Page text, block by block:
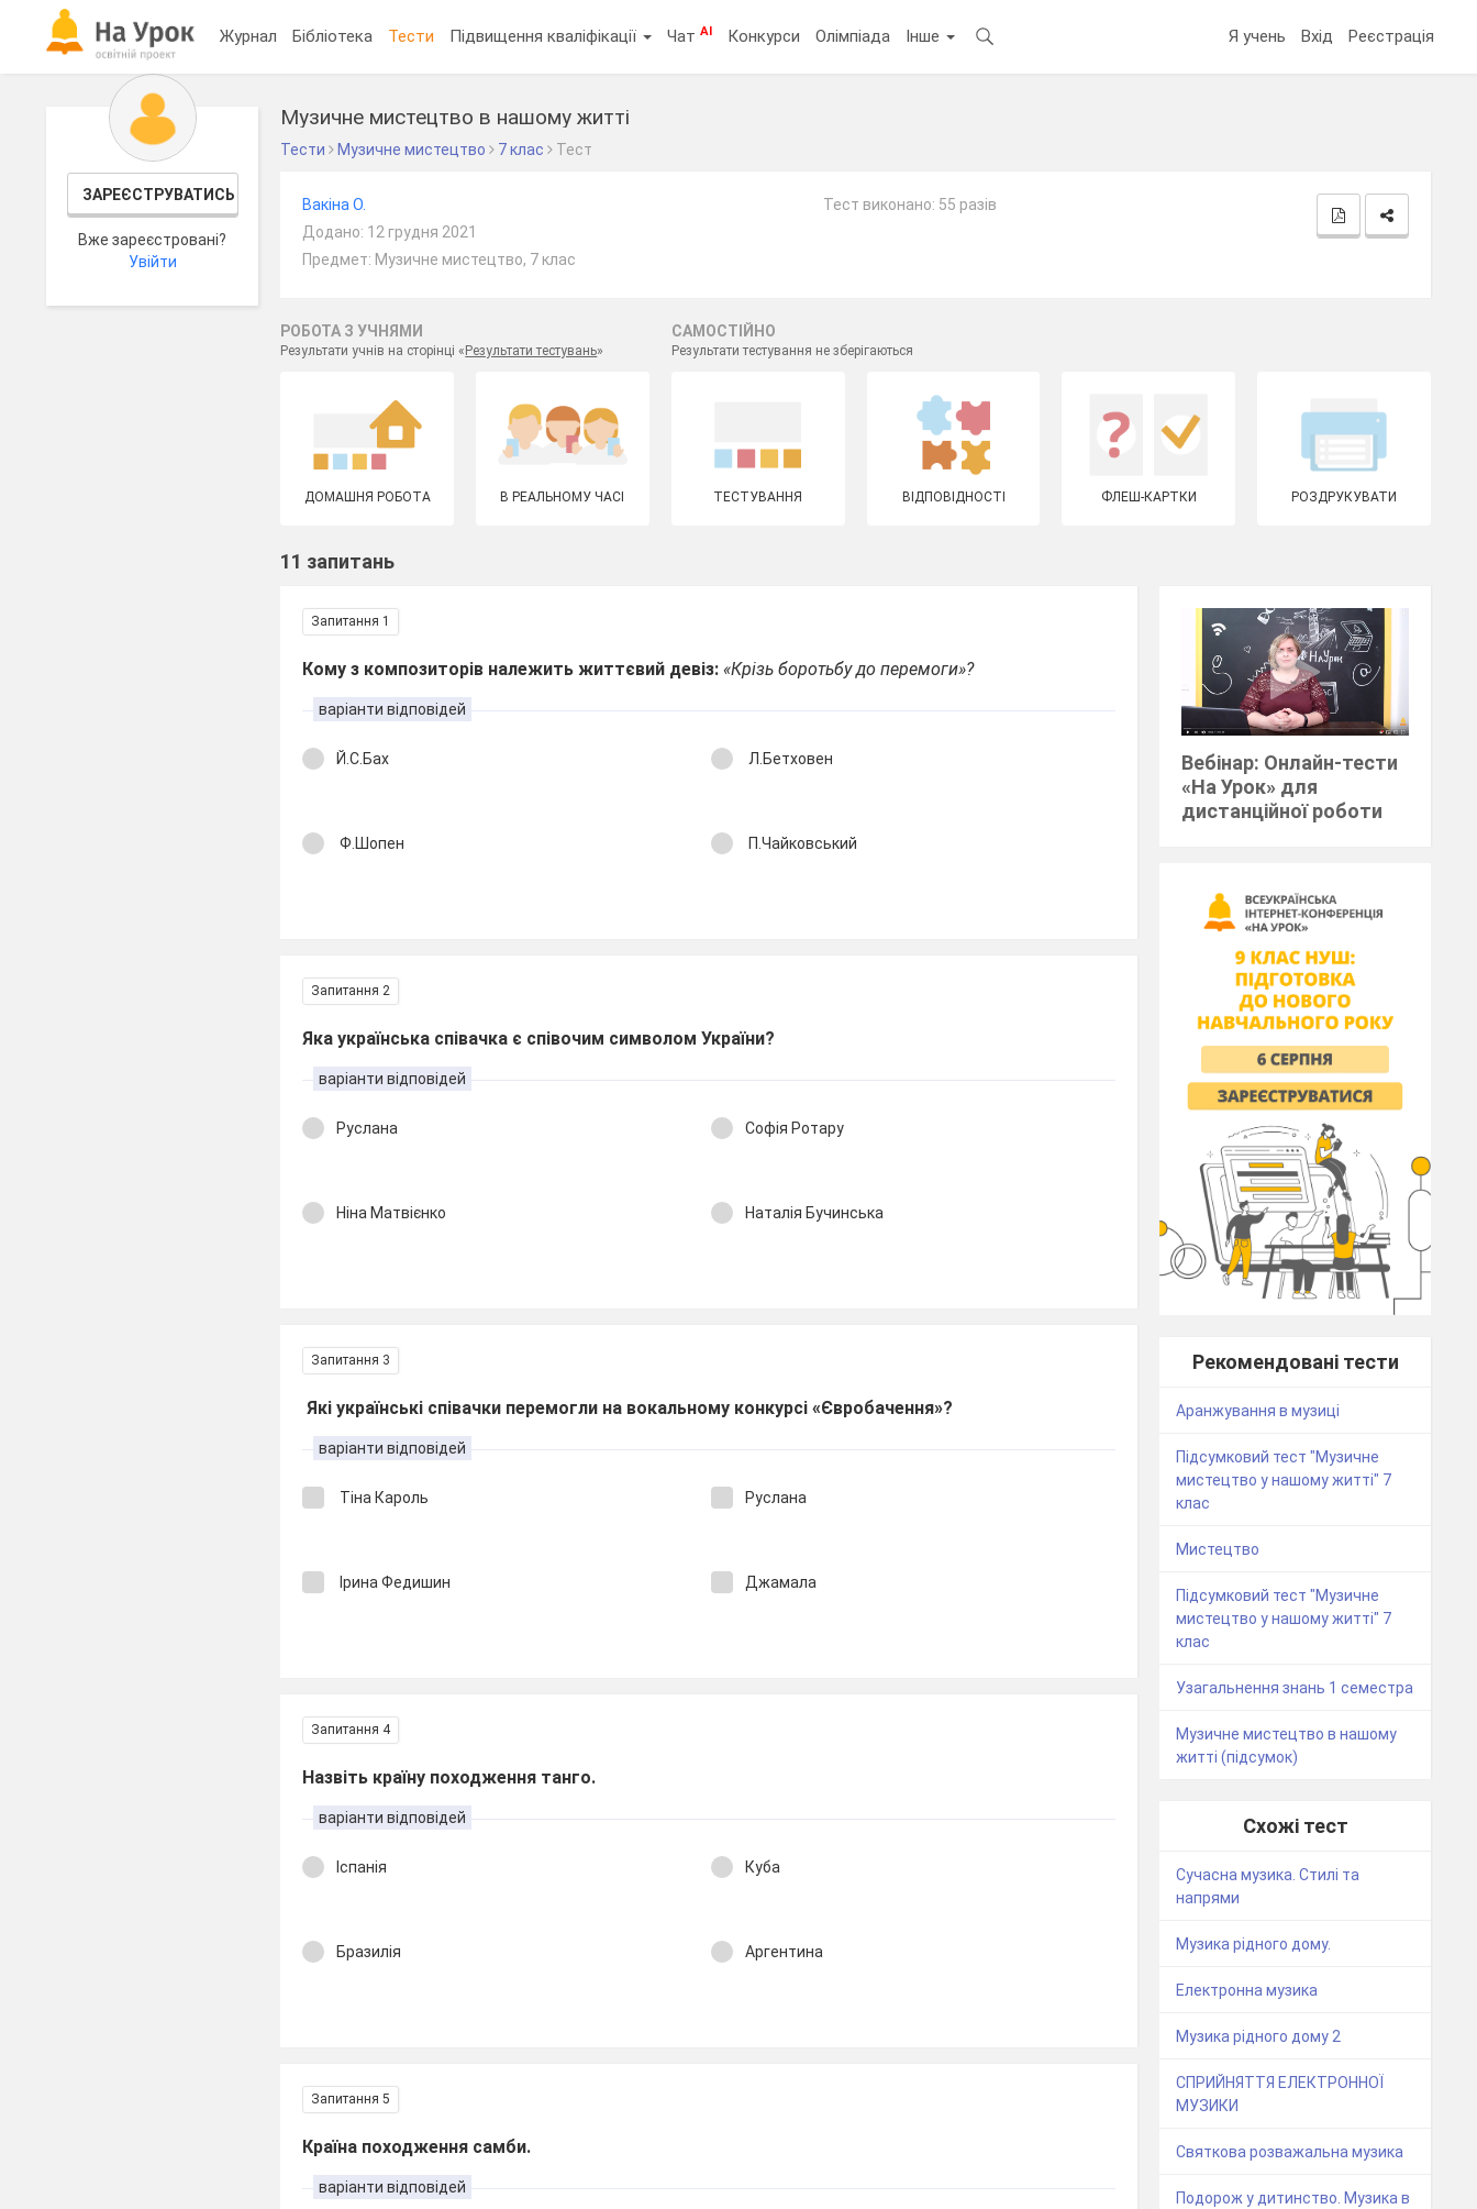
Журнал Бібліотека Тести Підвищення кваліфікації ЧатAI Конкурси Олімпіада Інше Я учень Вхід Реєстрація
ЗАРЕЄСТРУВАТИСЬ
Вже зареєстровані?
Увійти
Музичне мистецтво в нашому житті
Тести Музичне мистецтво 7 клас Тест
Вакіна О.
Додано: 12 грудня 2021
Предмет: Музичне мистецтво, 7 клас
Тест виконано: 55 разів
РОБОТА З УЧНЯМИ
Результати учнів на сторінці « Результати тестувань»
САМОСТІЙНО
Результати тестування не зберігаються
ДОМАШНЯ РОБОТА В РЕАЛЬНОМУ ЧАСІ ТЕСТУВАННЯ ВІДПОВІДНОСТІ ФЛЕШ-КАРТКИ РОЗДРУКУВАТИ
11 запитань
Запитання 1
Кому з композиторів належить життєвий девіз: «Крізь боротьбу до перемоги»?
варіанти відповідей
Й.С.Бах Л.Бетховен
Ф.Шопен П.Чайковський
Запитання 2
Яка українська співачка є співочим символом України?
варіанти відповідей
Руслана Софія Ротару
Ніна Матвієнко Наталія Бучинська
Запитання 3
Які українські співачки перемогли на вокальному конкурсі «Євробачення»?
варіанти відповідей
Тіна Кароль Руслана
Ірина Федишин Джамала
Запитання 4
Назвіть країну походження танго.
варіанти відповідей
Іспанія Куба
Бразилія Аргентина
Запитання 5
Країна походження самби.
варіанти відповідей
Вебінар: Онлайн-тести
«На Урок» для
дистанційної роботи
Рекомендовані тести
Аранжування в музиці
Підсумковий тест "Музичне
мистецтво у нашому житті" 7
клас
Мистецтво
Підсумковий тест "Музичне
мистецтво у нашому житті" 7
клас
Узагальнення знань 1 семестра
Музичне мистецтво в нашому
житті (підсумок)
Схожі тест
Сучасна музика. Стилі та
напрями
Музика рідного дому.
Електронна музика
Музика рідного дому 2
СПРИЙНЯТТЯ ЕЛЕКТРОННОЇ
МУЗИКИ
Святкова розважальна музика
Подорож у дитинство. Музика в